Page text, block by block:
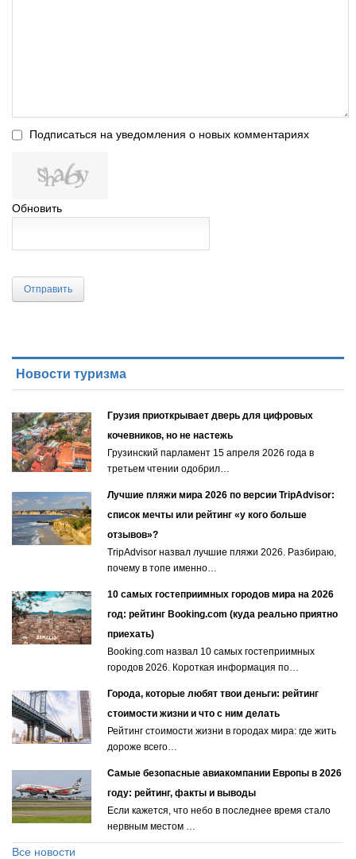
Подписаться на уведомления о новых комментариях
Обновить
Отправить
Новости туризма
Грузия приоткрывает дверь для цифровых
кочевников, но не настежь
Грузинский парламент 15 апреля 2026 года в
третьем чтении одобрил…
Лучшие пляжи мира 2026 по версии TripAdvisor:
список мечты или рейтинг «у кого больше
отзывов»?
TripAdvisor назвал лучшие пляжи 2026. Разбираю,
почему в топе именно…
10 самых гостеприимных городов мира на 2026
год: рейтинг Booking.com (куда реально приятно
приехать)
Booking.com назвал 10 самых гостеприимных
городов 2026. Короткая информация по…
Города, которые любят твои деньги: рейтинг
стоимости жизни и что с ним делать
Рейтинг стоимости жизни в городах мира: где жить
дороже всего…
Самые безопасные авиакомпании Европы в 2026
году: рейтинг, факты и выводы
Если кажется, что небо в последнее время стало
нервным местом …
Все новости